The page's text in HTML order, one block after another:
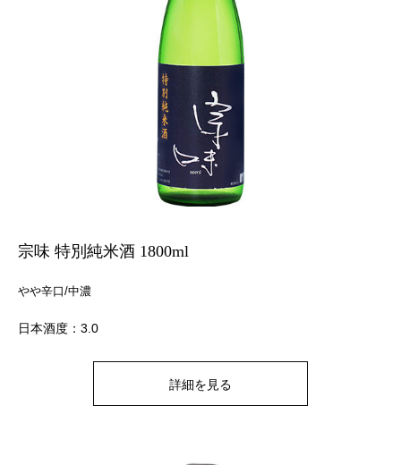
宗味 特別純米酒 1800ml
やや辛口/中濃
日本酒度：3.0
詳細を見る